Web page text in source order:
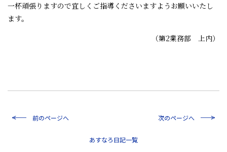
一杯頑張りますので宜しくご指導くださいますようお願いいたし
ます。
（第2業務部 上内）
前のページへ
一覧
次のページへ